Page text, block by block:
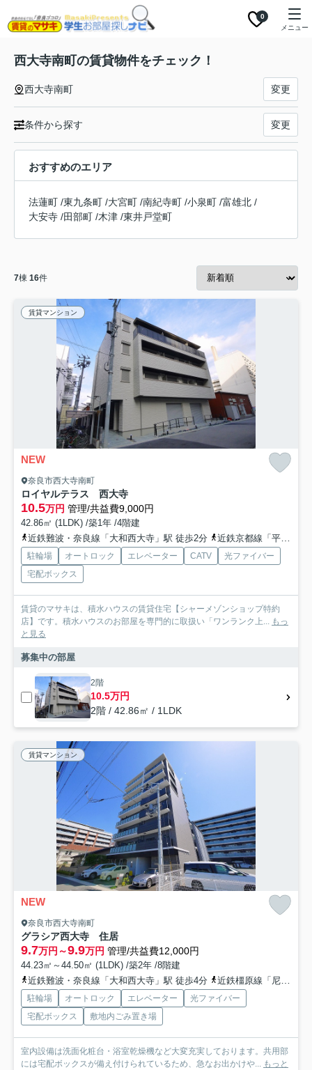
0
メニュー
西大寺南町の賃貸物件をチェック！
西大寺南町 変更
条件から探す 変更
おすすめのエリア
法蓮町 /東九条町 /大宮町 /南紀寺町 /小泉町 /富雄北 /
大安寺 /田部町 /木津 /東井戸堂町
7棟 16件
賃貸マンション
NEW
奈良市西大寺南町
ロイヤルテラス 西大寺
10.5万円 管理/共益費9,000円
42.86㎡ (1LDK) /築1年 /4階建
近鉄難波・奈良線「大和西大寺」駅 徒歩2分
近鉄京都線「平城」駅 徒歩17分
駐輪場 オートロック エレベーター CATV
光ファイバー
宅配ボックス
賃貸のマサキは、積水ハウスの賃貸住宅【シャーメゾンショップ特約
店】です。積水ハウスのお部屋を専門的に取扱い「ワンランク上... もっ
と見る
募集中の部屋
2階
10.5万円
2階 / 42.86㎡ / 1LDK
賃貸マンション
NEW
奈良市西大寺南町
グラシア西大寺 住居
9.7万円～9.9万円 管理/共益費12,000円
44.23㎡～44.50㎡ (1LDK) /築2年 /8階建
近鉄難波・奈良線「大和西大寺」駅 徒歩4分
近鉄橿原線「尼ヶ辻」駅 徒歩21分
駐輪場 オートロック エレベーター
光ファイバー
宅配ボックス
敷地内ごみ置き場
室内設備は洗面化粧台・浴室乾燥機など大変充実しております。共用部
には宅配ボックスが備え付けられているため、急なお出かけや... もっと